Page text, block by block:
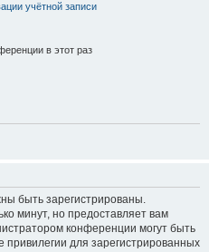
учётной записи
в этот раз
быть зарегистрированы.
минут, но предоставляет вам
конференции могут быть
для зарегистрированных